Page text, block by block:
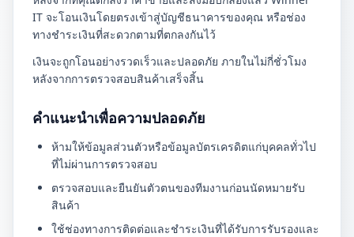
IT จะโอนเงินโดยตรงเข้าสู่บัญชีธนาคารของคุณ หรือช่อง
ทางชำระเงินที่สะดวกตามที่ตกลงกันไว้
เงินจะถูกโอนอย่างรวดเร็วและปลอดภัย ภายในไม่กี่ชั่วโมง
หลังจากการตรวจสอบสินค้าเสร็จสิ้น
คำแนะนำเพื่อความปลอดภัย
ห้ามให้ข้อมูลส่วนตัวหรือข้อมูลบัตรเครดิตแก่บุคคลทั่วไป
ที่ไม่ผ่านการตรวจสอบ
ตรวจสอบและยืนยันตัวตนของทีมงานก่อนนัดหมายรับ
สินค้า
ใช้ช่องทางการติดต่อและชำระเงินที่ได้รับการรับรองและ